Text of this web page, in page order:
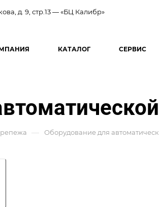
д. 9, стр.13 — «БЦ Калибр»
КАТАЛОГ СЕРВИС
— Оборудование для